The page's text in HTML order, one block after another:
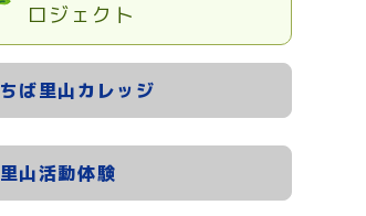
ロジェクト
ちば里山カレッジ
里山活動体験